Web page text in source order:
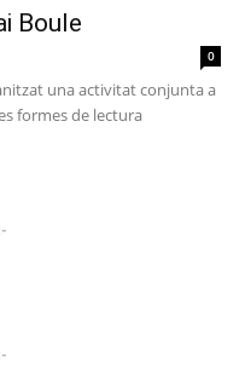
Boule
0
una activitat conjunta a
formes de lectura